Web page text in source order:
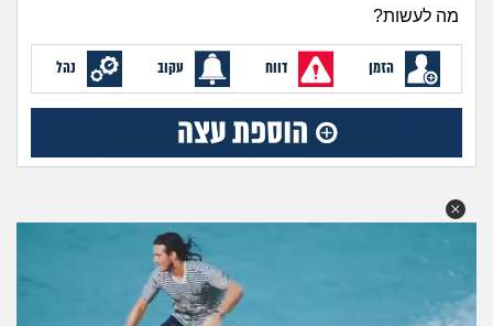
מתבגרים
מהבקו"ם... ועד מתי?!
לימודים וסטודנטים
עבודה וקריירה
חברים ואנשים
מה לעשות?
הזמן דווח עקוב נהל